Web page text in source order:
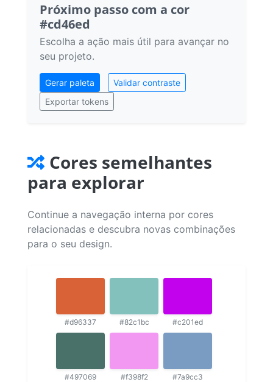
Próximo passo com a cor
#cd46ed
Escolha a ação mais útil para avançar no
seu projeto.
Gerar paleta
Validar contraste
Exportar tokens
Cores semelhantes
para explorar
Continue a navegação interna por cores
relacionadas e descubra novas combinações
para o seu design.
#d96337 #82c1bc #c201ed
#497069 #f398f2 #7a9cc3